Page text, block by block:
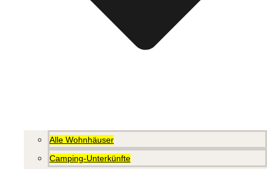
Alle Wohnhäuser
Camping-Unterkünfte